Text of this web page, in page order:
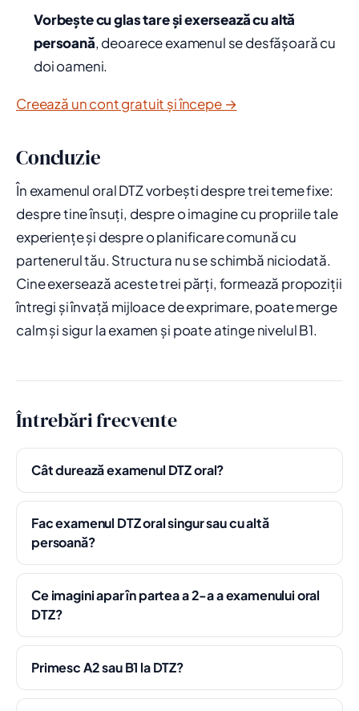
Vorbește cu glas tare și exersează cu altă
persoană, deoarece examenul se desfășoară cu
doi oameni.
Creează un cont gratuit și începe →
Concluzie
În examenul oral DTZ vorbești despre trei teme fixe:
despre tine însuți, despre o imagine cu propriile tale
experiențe și despre o planificare comună cu
partenerul tău. Structura nu se schimbă niciodată.
Cine exersează aceste trei părți, formează propoziții
întregi și învață mijloace de exprimare, poate merge
calm și sigur la examen și poate atinge nivelul B1.
Întrebări frecvente
Cât durează examenul DTZ oral?
Fac examenul DTZ oral singur sau cu altă
persoană?
Ce imagini apar în partea a 2-a a examenului oral
DTZ?
Primesc A2 sau B1 la DTZ?